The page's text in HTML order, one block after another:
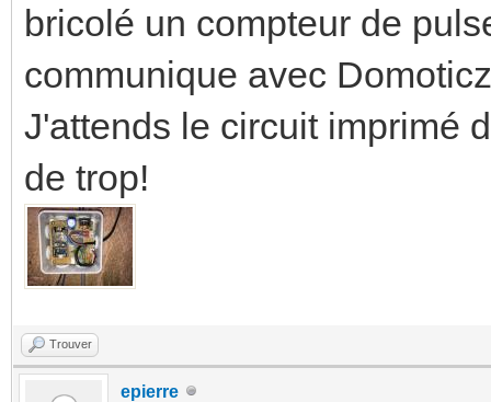
bricolé un compteur de
communique avec
J'attends le circuit imprimé
de trop!
Trouver
epierre